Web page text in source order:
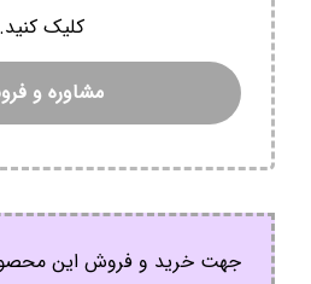
کلیک کنید.
مشاوره و
جهت خرید و فروش این محصول